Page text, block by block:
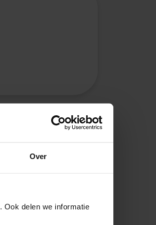
Over
Ook delen we informatie
ijsthee